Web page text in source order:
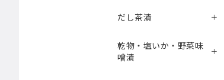
だし茶漬
乾物・塩いか・野菜味
噌漬